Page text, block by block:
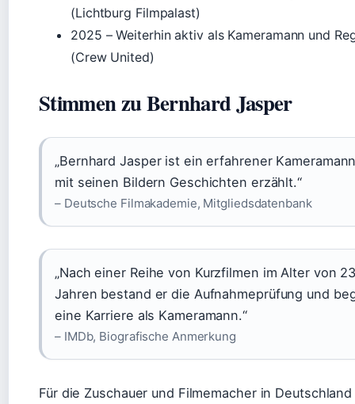
(Lichtburg Filmpalast)
2025 – Weiterhin aktiv als Kameramann und
(Crew United)
Stimmen zu Bernhard Jasper
„Bernhard Jasper ist ein erfahrener
mit seinen Bildern Geschichten erzählt.“
– Deutsche Filmakademie, Mitgliedsdatenbank
„Nach einer Reihe von Kurzfilmen im Alter von
Jahren bestand er die Aufnahmeprüfung und
eine Karriere als Kameramann.“
– IMDb, Biografische Anmerkung
Für die Zuschauer und Filmemacher in